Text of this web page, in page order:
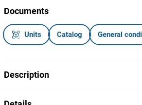
Documents
Units Catalog General
Description